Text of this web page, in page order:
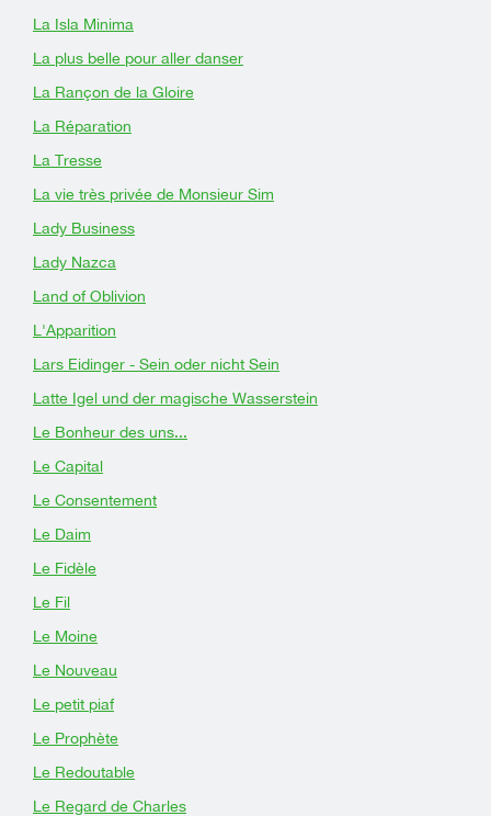
La Isla Minima
La plus belle pour aller danser
La Rançon de la Gloire
La Réparation
La Tresse
La vie très privée de Monsieur Sim
Lady Business
Lady Nazca
Land of Oblivion
L'Apparition
Lars Eidinger - Sein oder nicht Sein
Latte Igel und der magische Wasserstein
Le Bonheur des uns...
Le Capital
Le Consentement
Le Daim
Le Fidèle
Le Fil
Le Moine
Le Nouveau
Le petit piaf
Le Prophète
Le Redoutable
Le Regard de Charles